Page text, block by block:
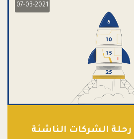
07-03-2021